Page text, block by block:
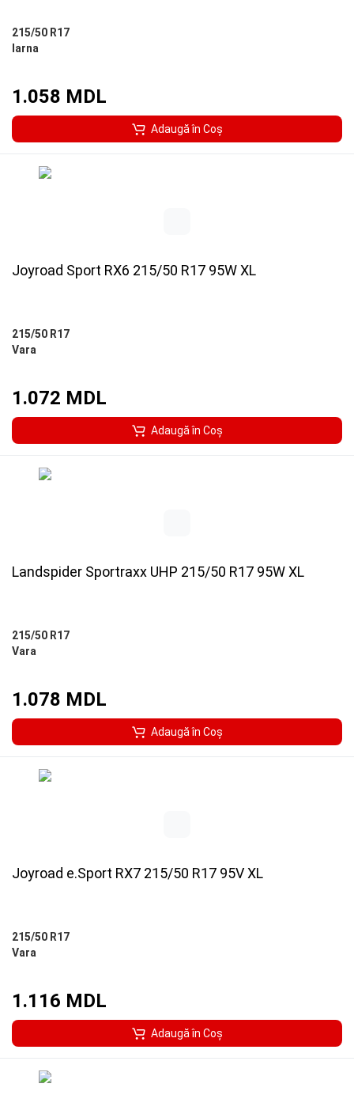
215/50 R17
Iarna
1.058 MDL
Adaugă în Coş
Joyroad Sport RX6 215/50 R17 95W XL
215/50 R17
Vara
1.072 MDL
Adaugă în Coş
Landspider Sportraxx UHP 215/50 R17 95W XL
215/50 R17
Vara
1.078 MDL
Adaugă în Coş
Joyroad e.Sport RX7 215/50 R17 95V XL
215/50 R17
Vara
1.116 MDL
Adaugă în Coş